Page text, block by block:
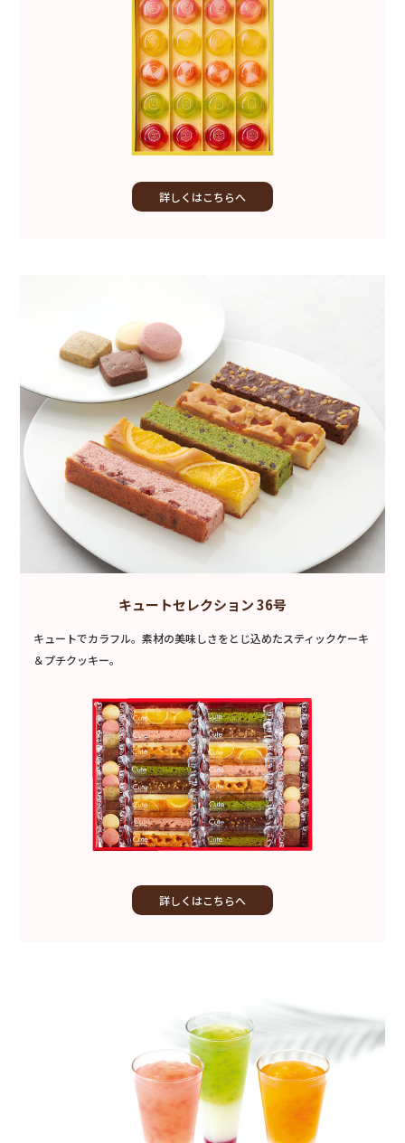
詳しくはこちらへ
キュートセレクション 36号
キュートでカラフル。素材の美味しさをとじ込めたスティックケーキ
＆プチクッキー。
詳しくはこちらへ